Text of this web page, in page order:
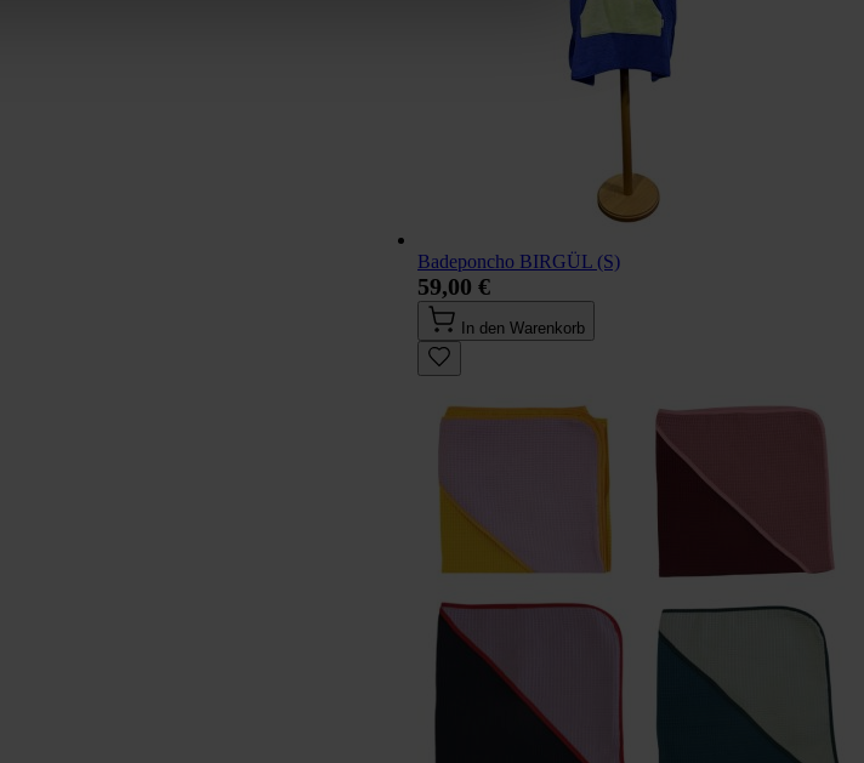
Badeponcho BIRGÜL (S)
59,00 €
In den Warenkorb